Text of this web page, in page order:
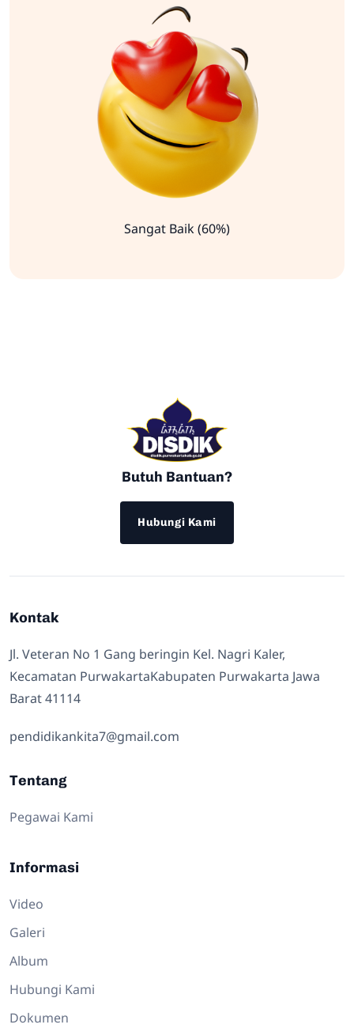
Sangat Baik (60%)
Butuh Bantuan?
Hubungi Kami
Kontak
Jl. Veteran No 1 Gang beringin Kel. Nagri Kaler,
Kecamatan PurwakartaKabupaten Purwakarta Jawa
Barat 41114
pendidikankita7@gmail.com
Tentang
Pegawai Kami
Informasi
Video
Galeri
Album
Hubungi Kami
Dokumen